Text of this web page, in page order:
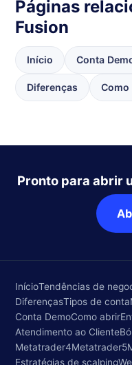
Páginas
Fusion
Início Conta
Diferenças
Pronto para abrir
InícioTendências de
DiferençasTipos de conta
Conta DemoComo abrir
Atendimento ao Cliente
Metatrader4Metatrader5
Estratégias de scalping